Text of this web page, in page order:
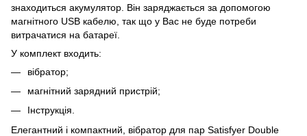
знаходиться акумулятор. Він заряджається за допомогою
магнітного USB кабелю, так що у Вас не буде потреби
витрачатися на батареї.
У комплект входить:
вібратор;
магнітний зарядний пристрій;
Інструкція.
Елегантний і компактний, вібратор для пар Satisfyer Double